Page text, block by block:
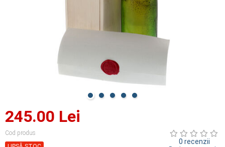
245.00 Lei
Cod produs
0 recenzii